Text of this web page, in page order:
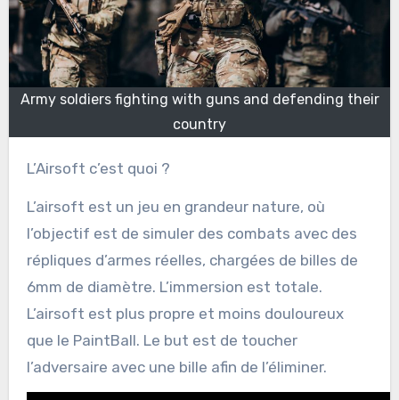
Army soldiers fighting with guns and defending their
country
L’Airsoft c’est quoi ?
L’airsoft est un jeu en grandeur nature, où
l’objectif est de simuler des combats avec des
répliques d’armes réelles, chargées de billes de
6mm de diamètre. L’immersion est totale.
L’airsoft est plus propre et moins douloureux
que le PaintBall. Le but est de toucher
l’adversaire avec une bille afin de l’éliminer.